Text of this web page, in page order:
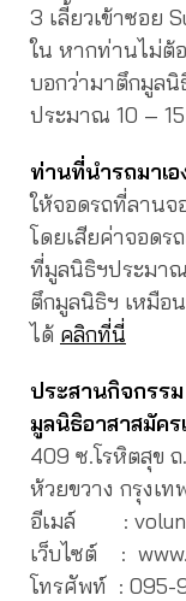
3 เลี้ยวเข้าซอย
ใน หากท่านไม่ต้
บอกว่ามาตึกมูล
ประมาณ 10 –
ท่านที่นำรถมาเอ
ให้จอดรถที่ลานจ
โดยเสียค่าจอดร
ที่มูลนิธิฯประมาณ
ตึกมูลนิธิฯ เหมือ
ได้ คลิกที่นี่
ประสานกิจกรรม
มูลนิธิอาสาสมัคร
409 ซ.โรหิตสุข
ห้วยขวาง กรุงเท
อีเมล์ :
เว็บไซต์ :
โทรศัพท์ : 095-